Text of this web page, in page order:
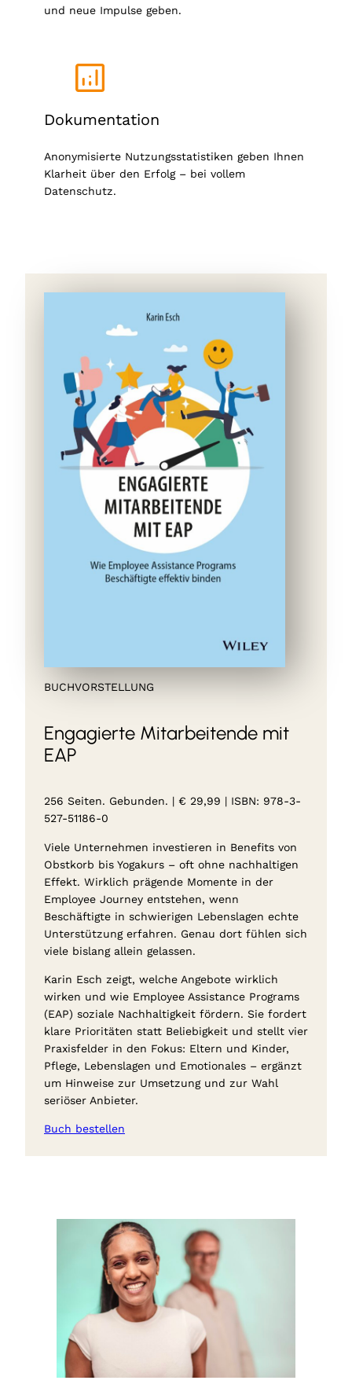
und neue Impulse geben.
Dokumentation
Anonymisierte Nutzungsstatistiken geben Ihnen
Klarheit über den Erfolg – bei vollem
Datenschutz.
BUCHVORSTELLUNG
Engagierte Mitarbeitende mit
EAP
256 Seiten. Gebunden. | € 29,99 | ISBN: 978-3-
527-51186-0
Viele Unternehmen investieren in Benefits von
Obstkorb bis Yogakurs – oft ohne nachhaltigen
Effekt. Wirklich prägende Momente in der
Employee Journey entstehen, wenn
Beschäftigte in schwierigen Lebenslagen echte
Unterstützung erfahren. Genau dort fühlen sich
viele bislang allein gelassen.
Karin Esch zeigt, welche Angebote wirklich
wirken und wie Employee Assistance Programs
(EAP) soziale Nachhaltigkeit fördern. Sie fordert
klare Prioritäten statt Beliebigkeit und stellt vier
Praxisfelder in den Fokus: Eltern und Kinder,
Pflege, Lebenslagen und Emotionales – ergänzt
um Hinweise zur Umsetzung und zur Wahl
seriöser Anbieter.
Buch bestellen